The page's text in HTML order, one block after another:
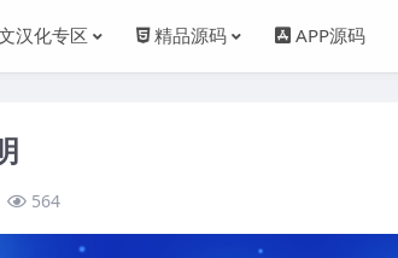
汉化专区 精品源码 APP源码
564